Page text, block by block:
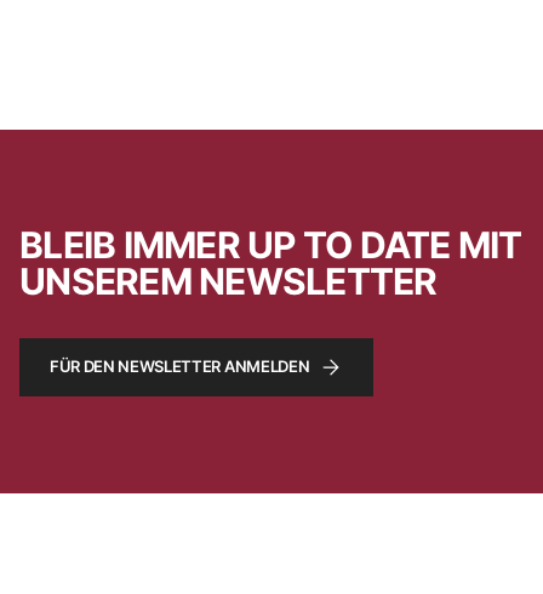
BLEIB IMMER UP TO DATE MIT
UNSEREM NEWSLETTER
FÜR DEN NEWSLETTER ANMELDEN